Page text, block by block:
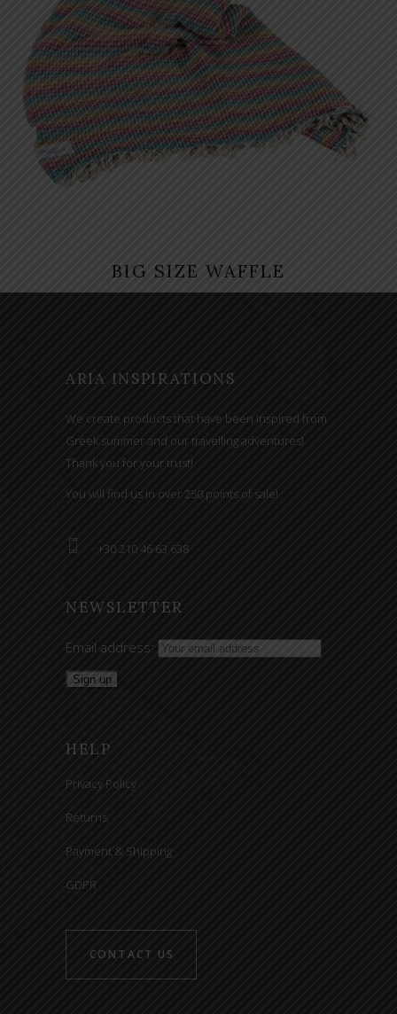
BIG SIZE WAFFLE
ARIA INSPIRATIONS
We create products that have been inspired from
Greek summer and our travelling adventures!
Thank you for your trust!
You will find us in over 250 points of sale!
+30 210 46 63 638
NEWSLETTER
Email address:
HELP
Privacy Policy
Returns
Payment & Shipping
GDPR
CONTACT US